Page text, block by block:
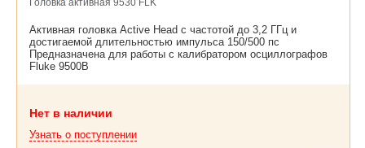
Головка активная 9530 FLK
Активная головка Active Head с частотой до 3,2 ГГц и
достигаемой длительностью импульса 150/500 пс
Предназначена для работы с калибратором осциллографов
Fluke 9500B
Нет в наличии
Узнать о поступлении